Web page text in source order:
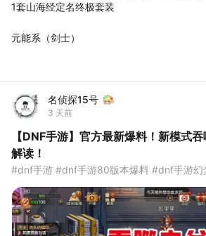
1套山海经定名终极套装
元能系（剑士）
刑天→天1深渊骑士套、女夷→天6天光云影
套
三职融合终极套装：烛九阴套
契合设定：山海钟山主神，执掌阴阳攻防，
攻、女夷法系术法、应龙物法双修的全部能
远武系（枪手）
基础3职业单人专属天空：
帝江→天2黑翼苍穹
名侦探15号
3 天前
【DNF手游】官方最新爆料！新模式
解读！
#dnf手游 #dnf手游80版本爆料 #dnf手游幻
秘境